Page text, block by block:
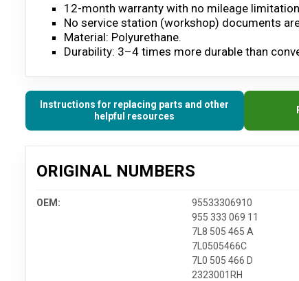
12-month warranty with no mileage
No service station (workshop) documents
Material: Polyurethane.
Durability: 3–4 times more durable than
Instructions for replacing parts and other
helpful resources
ORIGINAL NUMBERS
OEM: 95533306910
955 333 069 11
7L8 505 465 A
7L0505466C
7L0 505 466 D
2323001RH